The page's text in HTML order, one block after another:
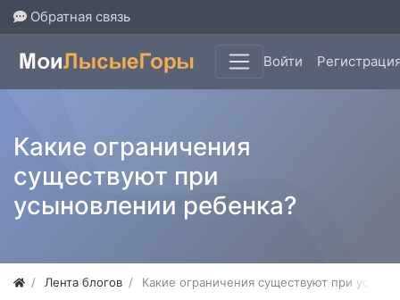
Обратная связь
Войти
Какие ограничения
существуют при
усыновлении ребенка?
Лента блогов Какие ограничения существуют при